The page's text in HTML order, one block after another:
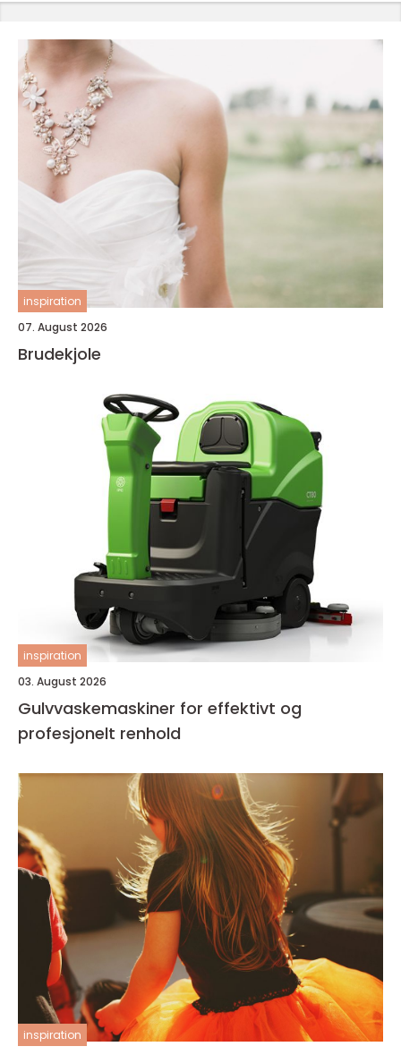
inspiration
07. August 2026
Brudekjole
inspiration
03. August 2026
Gulvvaskemaskiner for effektivt og
profesjonelt renhold
inspiration